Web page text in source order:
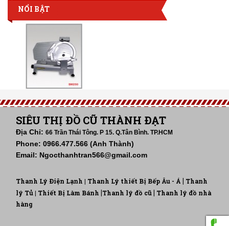
NỔI BẬT
SIÊU THỊ ĐỒ CŨ THÀNH ĐẠT
Địa Chỉ: 66 Trần Thái Tông. P 15. Q.Tân Bình. TP.HCM
Phone: 0966.477.566 (Anh Thành)
Email: Ngocthanhtran566@gmail.com
Thanh Lý Điện Lạnh | Thanh Lý thiết Bị Bếp Âu - Á | Thanh
lý Tủ | Thiết Bị Làm Bánh |Thanh lý đồ cũ| Thanh lý đồ nhà
hàng